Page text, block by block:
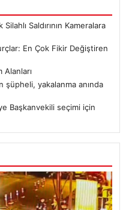
Saldırının Kameralara
En Çok Fikir Değiştiren
yakalanma anında
Başkanvekili seçimi için